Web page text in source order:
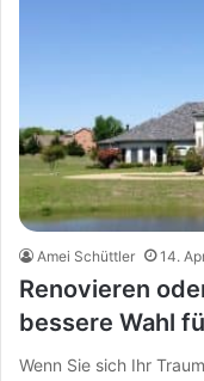
Amei Schüttler 14.
Renovieren
bessere Wahl
Wenn Sie sich Ihr